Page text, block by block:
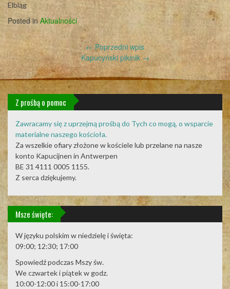
Elbląg
Posted in Aktualności
Post
navigation
← Poprzedni wpis
Kapucyński pikinik →
Z prośbą o pomoc
Zawracamy się z uprzejmą prośbą do Tych co mogą, o wsparcie
materialne naszego kościoła.
Za wszelkie ofiary złożone w kościele lub przelane na nasze
konto Kapucijnen in Antwerpen
BE 31 4111 0005 1155.
Z serca dziękujemy.
Msze święte:
W języku polskim w niedzielę i święta:
09:00; 12:30; 17:00
Spowiedź podczas Mszy św.
We czwartek i piątek w godz.
10:00-12:00 i 15:00-17:00